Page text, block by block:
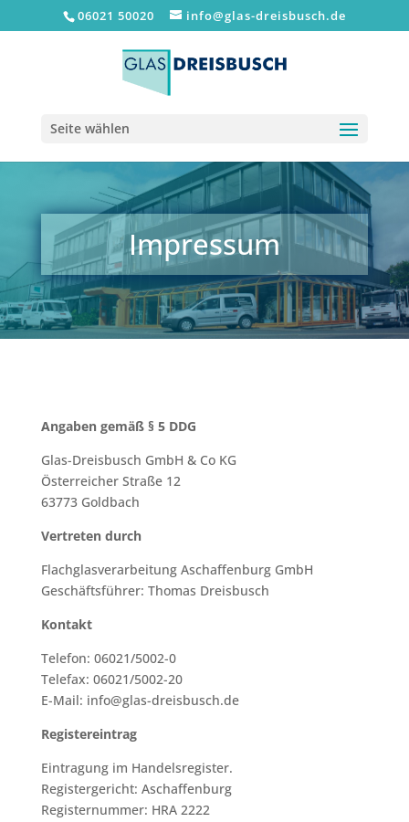
06021 50020 info@glas-dreisbusch.de
Seite wählen
Impressum
Angaben gemäß § 5 DDG
Glas-Dreisbusch GmbH & Co KG
Österreicher Straße 12
63773 Goldbach
Vertreten durch
Flachglasverarbeitung Aschaffenburg GmbH
Geschäftsführer: Thomas Dreisbusch
Kontakt
Telefon: 06021/5002-0
Telefax: 06021/5002-20
E-Mail: info@glas-dreisbusch.de
Registereintrag
Eintragung im Handelsregister.
Registergericht: Aschaffenburg
Registernummer: HRA 2222